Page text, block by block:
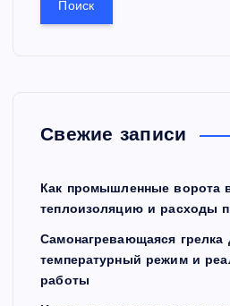
Свежие записи
Как промышленные ворота
теплоизоляцию и расходы
Самонагревающаяся грелка
температурный режим и
работы